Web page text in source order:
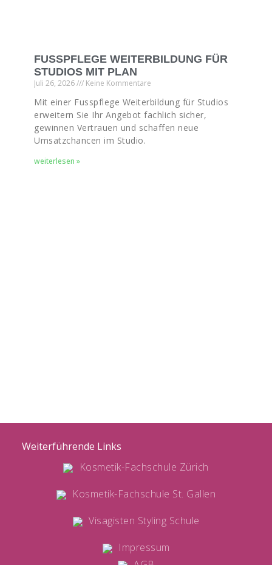
FUSSPFLEGE WEITERBILDUNG FÜR
STUDIOS MIT PLAN
Juli 26, 2026 Keine Kommentare
Mit einer Fusspflege Weiterbildung für Studios
erweitern Sie Ihr Angebot fachlich sicher,
gewinnen Vertrauen und schaffen neue
Umsatzchancen im Studio.
weiterlesen »
Weiterführende Links
Kosmetik-Fachschule Zürich
Kosmetik-Fachschule St. Gallen
Visagisten Styling Schule
Impressum